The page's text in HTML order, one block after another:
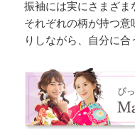
振袖には実にさまざま
それぞれの柄が持つ意
りしながら、自分に合